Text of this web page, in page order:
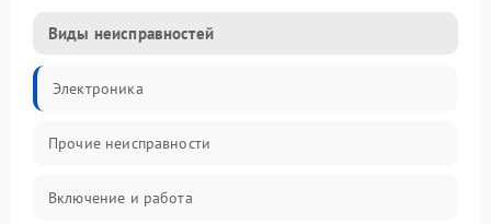
Виды неисправностей
Электроника
Прочие неисправности
Включение и работа